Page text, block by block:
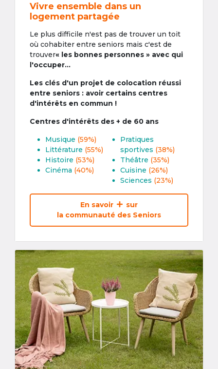
Vivre ensemble dans un
logement partagée
Le plus difficile n'est pas de trouver un toit
où cohabiter entre seniors mais c'est de
trouver« les bonnes personnes » avec qui
l'occuper...
Les clés d'un projet de colocation réussi
entre seniors : avoir certains centres
d'intérêts en commun !
Centres d'intérêts des + de 60 ans
Musique (59%)
Littérature (55%)
Histoire (53%)
Cinéma (40%)
Pratiques
sportives (38%)
Théâtre (35%)
Cuisine (26%)
Sciences (23%)
En savoir
sur
la communauté des Seniors